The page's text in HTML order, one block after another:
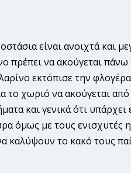
είναι ανοιχτά και
πρέπει να ακούγεται
εκτόπισε την
το χωριό να ακούγεται
και γενικά ότι
όμως με τους ενισχυτές
καλύψουν το κακό τους